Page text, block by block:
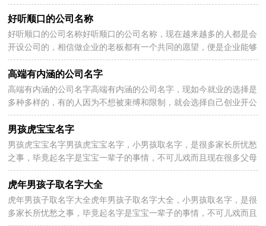
公司的财运问题，也是一直用运用下去的名字，下面小编...
好听顺口的公司名称
2026-07-20
好听顺口的公司名称好听顺口的公司名称，现在越来越多的人都是会
开设公司的，相信做企业的老板都有一个共同的愿望，便是企业能够
聚财生财，带来更多的财富。那么便可以给企业起一个...
高端有内涵的公司名字
2026-07-20
高端有内涵的公司名字高端有内涵的公司名字，现如今就业的选择是
多种多样的，有的人因为不想被束缚和限制，就会选择自己创业开公
司，当然开公司需要大量人力和物力，可不是件容易的事...
男孩虎宝宝名字
2026-07-20
男孩虎宝宝名字男孩虎宝宝名字，小男孩取名字，是很多家长所忧愁
之事，毕竟起名字是宝宝一辈子的事情，不可儿戏而且现在很多父母
会通过男宝宝的生肖为其起名字，以下分享男孩虎宝宝名...
虎年男孩子取名字大全
2026-07-20
虎年男孩子取名字大全虎年男孩子取名字大全，小男孩取名字，是很
多家长所忧愁之事，毕竟起名字是宝宝一辈子的事情，不可儿戏而且